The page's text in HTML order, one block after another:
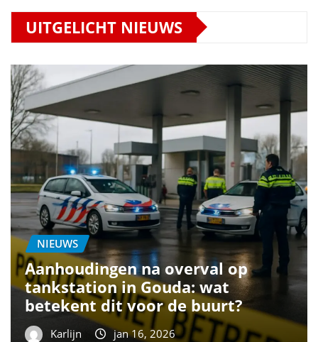
UITGELICHT NIEUWS
NIEUWS
Aanhoudingen na overval op
tankstation in Gouda: wat
betekent dit voor de buurt?
Karlijn jan 16, 2026